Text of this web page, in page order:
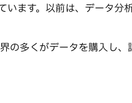
ます。以前は、データ分
多くがデータを購入し、